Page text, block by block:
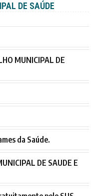
DE SAÚDE
MUNICIPAL DE
da Saúde.
DE SAUDE E